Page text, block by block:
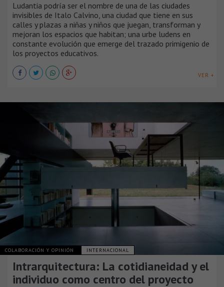
Ludantia podría ser el nombre de una de las ciudades
invisibles de Italo Calvino, una ciudad que tiene en sus
calles y plazas a niñas y niños que juegan, transforman y
mejoran los espacios que habitan; una urbe ludens en
constante evolución que emerge del trazado primigenio de
los proyectos educativos.
VER +
COLABORACIÓN Y OPINIÓN INTERNACIONAL
Intrarquitectura: La cotidianeidad y el
individuo como centro del proyecto